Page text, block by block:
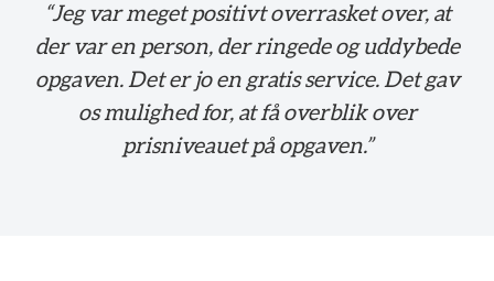
“Jeg var meget positivt overrasket over, at
der var en person, der ringede og uddybede
opgaven. Det er jo en gratis service. Det gav
os mulighed for, at få overblik over
prisniveauet på opgaven.”